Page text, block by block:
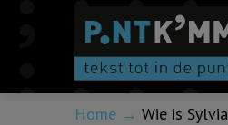
Wie is
Home → Wie is